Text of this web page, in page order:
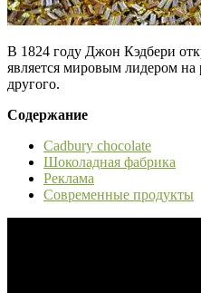
В 1824 году Джон Кэдбери
является мировым лидером
другого.
Содержание
Cadbury chocolate
Шоколадная фабрика
Реклама
Современные продукты